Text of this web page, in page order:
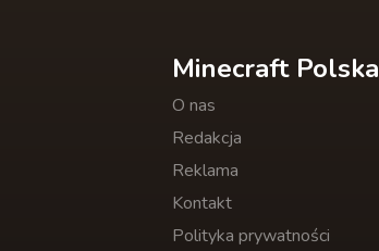
Minecraft Polska
O nas
Redakcja
Reklama
Kontakt
Polityka prywatności